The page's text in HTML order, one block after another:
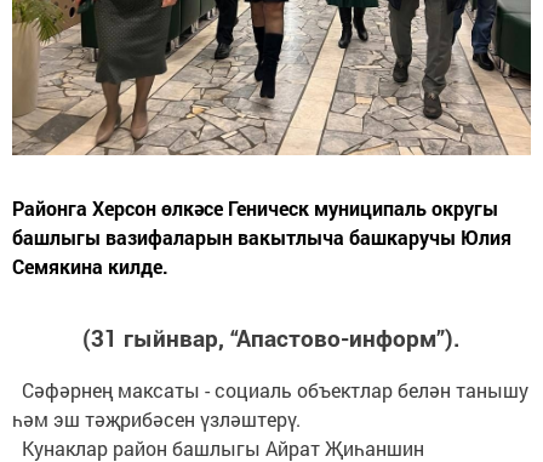
Районга Херсон өлкәсе Геническ муниципаль округы
башлыгы вазифаларын вакытлыча башкаручы Юлия
Семякина килде.
(31 гыйнвар, “Апастово-информ”).
Сәфәрнең максаты - социаль объектлар белән танышу
һәм эш тәҗрибәсен үзләштерү.
Кунаклар район башлыгы Айрат Җиһаншин